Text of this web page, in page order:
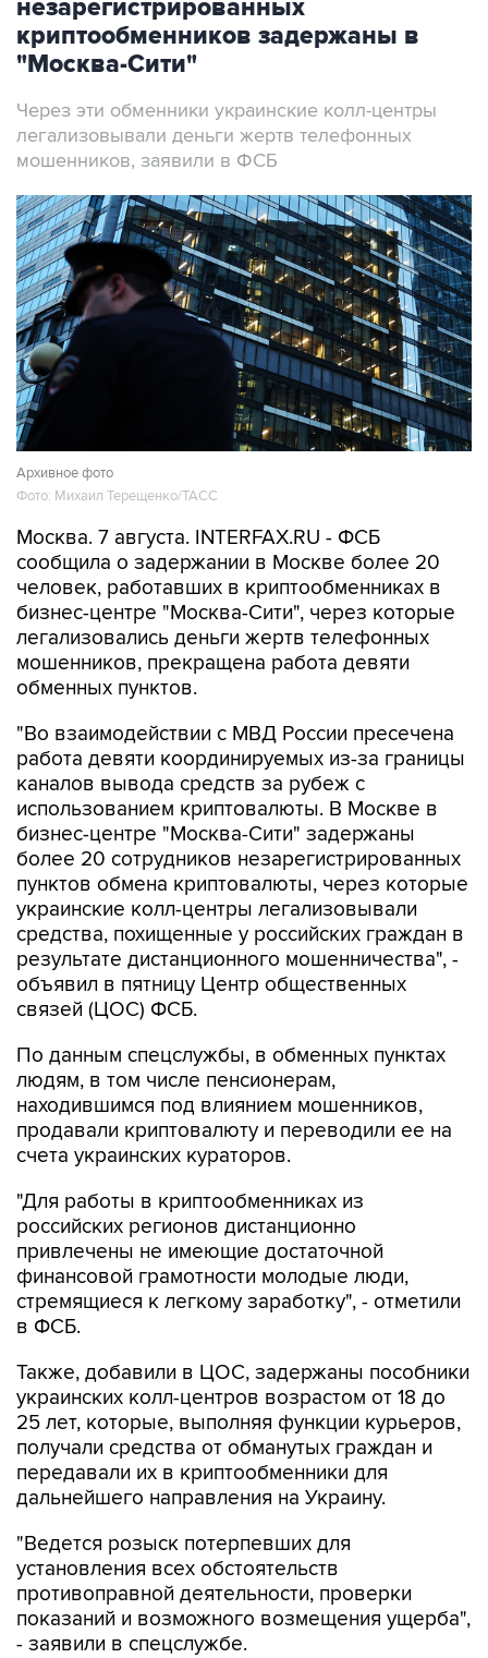
незарегистрированных
криптообменников задержаны в
"Москва-Сити"
Через эти обменники украинские колл-центры
легализовывали деньги жертв телефонных
мошенников, заявили в ФСБ
Архивное фото
Фото: Михаил Терещенко/ТАСС
Москва. 7 августа. INTERFAX.RU - ФСБ
сообщила о задержании в Москве более 20
человек, работавших в криптообменниках в
бизнес-центре "Москва-Сити", через которые
легализовались деньги жертв телефонных
мошенников, прекращена работа девяти
обменных пунктов.
"Во взаимодействии с МВД России пресечена
работа девяти координируемых из-за границы
каналов вывода средств за рубеж с
использованием криптовалюты. В Москве в
бизнес-центре "Москва-Сити" задержаны
более 20 сотрудников незарегистрированных
пунктов обмена криптовалюты, через которые
украинские колл-центры легализовывали
средства, похищенные у российских граждан в
результате дистанционного мошенничества", -
объявил в пятницу Центр общественных
связей (ЦОС) ФСБ.
По данным спецслужбы, в обменных пунктах
людям, в том числе пенсионерам,
находившимся под влиянием мошенников,
продавали криптовалюту и переводили ее на
счета украинских кураторов.
"Для работы в криптообменниках из
российских регионов дистанционно
привлечены не имеющие достаточной
финансовой грамотности молодые люди,
стремящиеся к легкому заработку", - отметили
в ФСБ.
Также, добавили в ЦОС, задержаны пособники
украинских колл-центров возрастом от 18 до
25 лет, которые, выполняя функции курьеров,
получали средства от обманутых граждан и
передавали их в криптообменники для
дальнейшего направления на Украину.
"Ведется розыск потерпевших для
установления всех обстоятельств
противоправной деятельности, проверки
показаний и возможного возмещения ущерба",
- заявили в спецслужбе.